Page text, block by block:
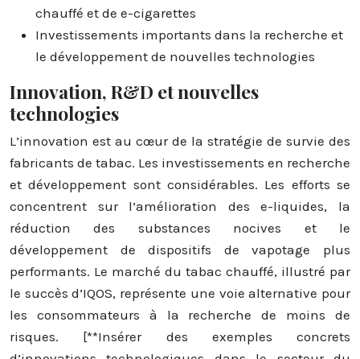
chauffé et de e-cigarettes
Investissements importants dans la recherche et
le développement de nouvelles technologies
Innovation, R&D et nouvelles
technologies
L’innovation est au cœur de la stratégie de survie des
fabricants de tabac. Les investissements en recherche
et développement sont considérables. Les efforts se
concentrent sur l’amélioration des e-liquides, la
réduction des substances nocives et le
développement de dispositifs de vapotage plus
performants. Le marché du tabac chauffé, illustré par
le succès d’IQOS, représente une voie alternative pour
les consommateurs à la recherche de moins de
risques. [**Insérer des exemples concrets